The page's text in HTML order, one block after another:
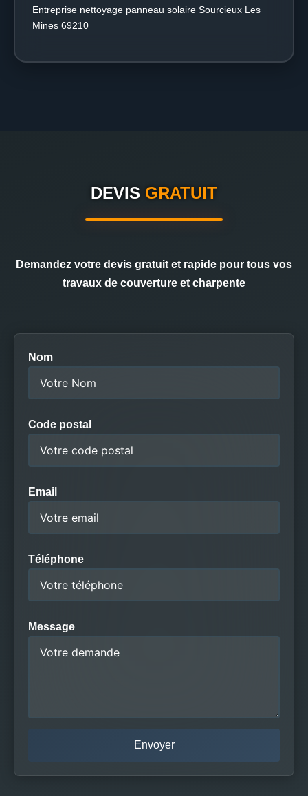
Entreprise nettoyage panneau solaire Sourcieux Les
Mines 69210
DEVIS GRATUIT
Demandez votre devis gratuit et rapide pour tous vos
travaux de couverture et charpente
Nom
Code postal
Email
Téléphone
Message